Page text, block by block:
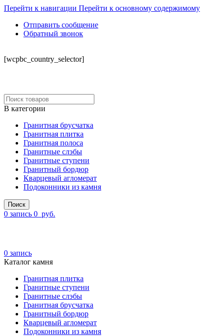
Перейти к навигации Перейти к основному содержимому
Отправить сообщение
Обратный звонок
[wcpbc_country_selector]
В категории
Гранитная брусчатка
Гранитная плитка
Гранитная полоса
Гранитные слэбы
Гранитные ступени
Гранитный бордюр
Кварцевый агломерат
Подоконники из камня
Поиск
0 запись 0 руб.
0 запись
Каталог камня
Гранитная плитка
Гранитные ступени
Гранитные слэбы
Гранитная брусчатка
Гранитный бордюр
Кварцевый агломерат
Подоконники из камня